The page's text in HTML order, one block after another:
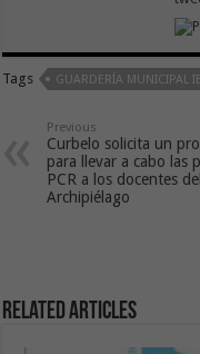
Tags GUARDERÍA MUNICIPAL
Previous
Curbelo solicita un
para llevar a cabo las
PCR a los docentes del
Archipiélago
Related Articles